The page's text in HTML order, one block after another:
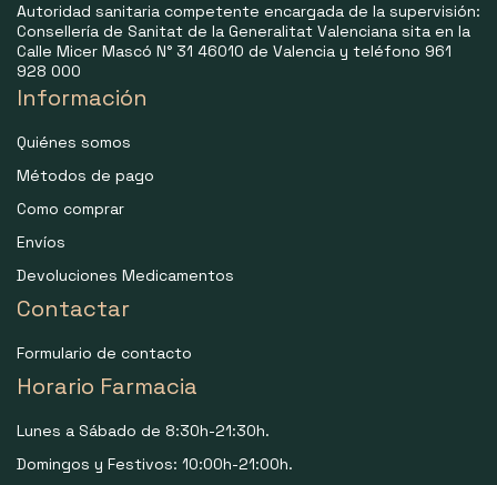
Autoridad sanitaria competente encargada de la supervisión:
Consellería de Sanitat de la Generalitat Valenciana sita en la
Calle Micer Mascó N° 31 46010 de Valencia y teléfono 961
928 000
Información
Quiénes somos
Métodos de pago
Como comprar
Envíos
Devoluciones Medicamentos
Contactar
Formulario de contacto
Horario Farmacia
Lunes a Sábado de 8:30h-21:30h.
Domingos y Festivos: 10:00h-21:00h.